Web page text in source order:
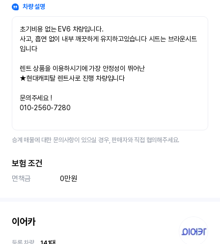
차량 설명
초기비용 없는 EV6 차량입니다.
사고, 흡연 없이 내부 깨끗하게 유지하고있습니다 시트는 브라운시트
입니다
렌트 상품을 이용하시기에 가장 안정성이 뛰어난
★현대캐피탈 렌트사로 진행 차량입니다
문의주세요 !
010-2560-7280​
승계 매물에 대한 문의사항이 있으실 경우, 판매자와 직접 협의해주세요.
보험 조건
면책금 0만원
이어카